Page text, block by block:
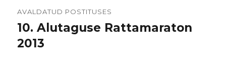
AVALDATUD POSTITUSES
10. Alutaguse Rattamaraton
2013